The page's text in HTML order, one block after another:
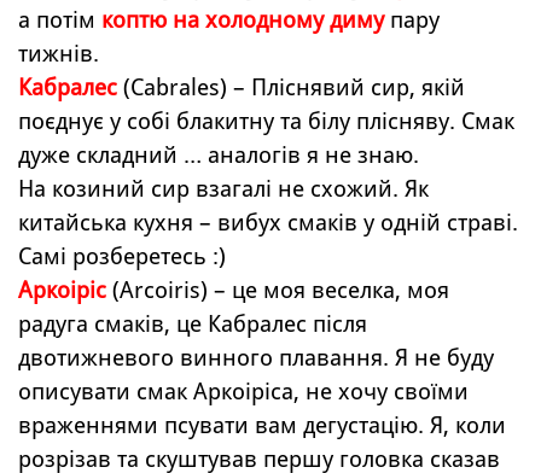
а потім коптю на холодному димупару
тижнів.
Кабралес (Cabrales) – Пліснявий сир, якій
поєднує у собі блакитну та білу плісняву. Смак
дуже складний … аналогів я не знаю.
На козиний сир взагалі не схожий. Як
китайська кухня – вибух смаків у одній страві.
Самі розберетесь :)
Аркоіріс (Arcoiris) – це моя веселка, моя
радуга смаків, це Кабралес після
двотижневого винного плавання. Я не буду
описувати смак Аркоіріса, не хочу своїми
враженнями псувати вам дегустацію. Я, коли
розрізав та скуштував першу головка сказав